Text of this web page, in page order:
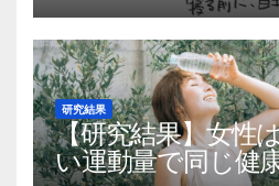
研究結果
【研究結果】女性
い運動量で同じ健